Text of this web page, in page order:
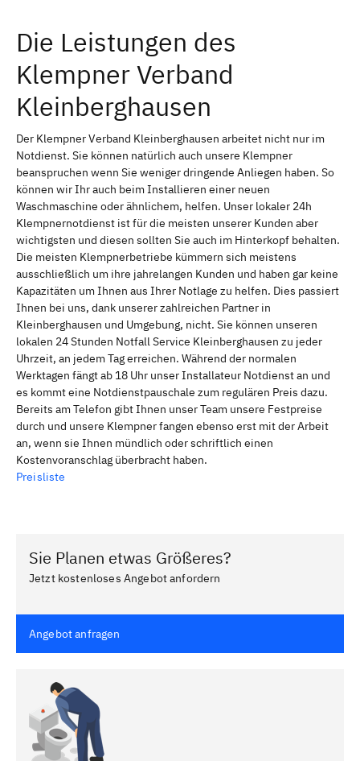
Die Leistungen des
Klempner Verband
Kleinberghausen
Der Klempner Verband Kleinberghausen arbeitet nicht nur im
Notdienst. Sie können natürlich auch unsere Klempner
beanspruchen wenn Sie weniger dringende Anliegen haben. So
können wir Ihr auch beim Installieren einer neuen
Waschmaschine oder ähnlichem, helfen. Unser lokaler 24h
Klempnernotdienst ist für die meisten unserer Kunden aber
wichtigsten und diesen sollten Sie auch im Hinterkopf behalten.
Die meisten Klempnerbetriebe kümmern sich meistens
ausschließlich um ihre jahrelangen Kunden und haben gar keine
Kapazitäten um Ihnen aus Ihrer Notlage zu helfen. Dies passiert
Ihnen bei uns, dank unserer zahlreichen Partner in
Kleinberghausen und Umgebung, nicht. Sie können unseren
lokalen 24 Stunden Notfall Service Kleinberghausen zu jeder
Uhrzeit, an jedem Tag erreichen. Während der normalen
Werktagen fängt ab 18 Uhr unser Installateur Notdienst an und
es kommt eine Notdienstpauschale zum regulären Preis dazu.
Bereits am Telefon gibt Ihnen unser Team unsere Festpreise
durch und unsere Klempner fangen ebenso erst mit der Arbeit
an, wenn sie Ihnen mündlich oder schriftlich einen
Kostenvoranschlag überbracht haben.
Preisliste
Sie Planen etwas Größeres?
Jetzt kostenloses Angebot anfordern
Angebot anfragen